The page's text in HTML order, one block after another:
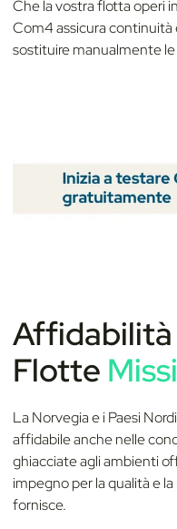
Che la vostra flotta operi
Com4 assicura continuità
sostituire manualmente
Flotte
La Norvegia e i Paesi
affidabile anche nelle
ghiacciate agli ambienti
impegno per la qualità e
fornisce.